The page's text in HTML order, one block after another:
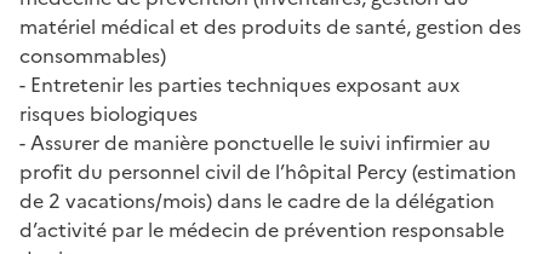
matériel médical et des produits de santé, gestion des
consommables)
- Entretenir les parties techniques exposant aux
risques biologiques
- Assurer de manière ponctuelle le suivi infirmier au
profit du personnel civil de l’hôpital Percy (estimation
de 2 vacations/mois) dans le cadre de la délégation
d’activité par le médecin de prévention responsable